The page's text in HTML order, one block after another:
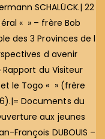
SCHALÜCK.| 22
« » – frère Bob
des 3 Provinces de l
d avenir
Rapport du Visiteur
le Togo « » (frère
Documents du
aux jeunes
François DUBOUIS –